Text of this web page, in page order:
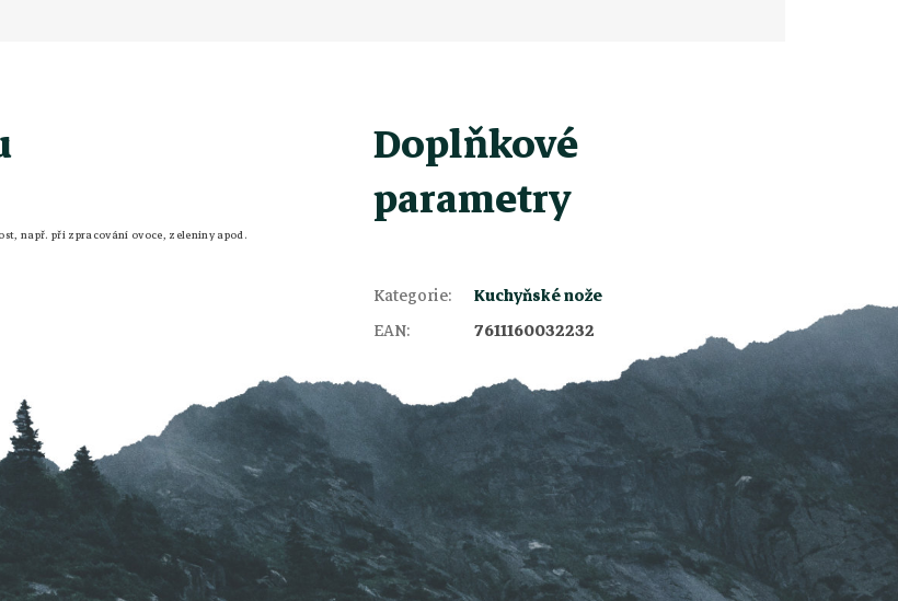
např. při zpracování ovoce, zeleniny apod.
Doplňkové
parametry
Kategorie:
Kuchyňské nože
EAN: 7611160032232